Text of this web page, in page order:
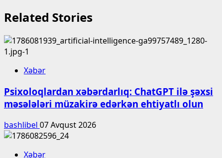
Related Stories
Xəbər
Psixoloqlardan xəbərdarlıq: ChatGPT ilə şəxsi
məsələləri müzakirə edərkən ehtiyatlı olun
bashlibel 07 Avqust 2026
Xəbər